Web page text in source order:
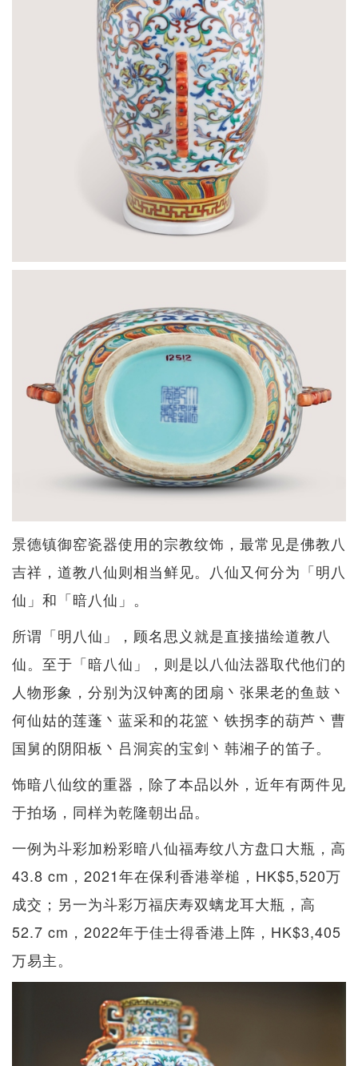
景德镇御窑瓷器使用的宗教纹饰，最常见是佛教八
吉祥，道教八仙则相当鲜见。八仙又何分为「明八
仙」和「暗八仙」。
所谓「明八仙」，顾名思义就是直接描绘道教八
仙。至于「暗八仙」，则是以八仙法器取代他们的
人物形象，分别为汉钟离的团扇丶张果老的鱼鼓丶
何仙姑的莲蓬丶蓝采和的花篮丶铁拐李的葫芦丶曹
国舅的阴阳板丶吕洞宾的宝剑丶韩湘子的笛子。
饰暗八仙纹的重器，除了本品以外，近年有两件见
于拍场，同样为乾隆朝出品。
一例为斗彩加粉彩暗八仙福寿纹八方盘口大瓶，高
43.8 cm，2021年在保利香港举槌，HK$5,520万
成交；另一为斗彩万福庆寿双螭龙耳大瓶，高
52.7 cm，2022年于佳士得香港上阵，HK$3,405
万易主。